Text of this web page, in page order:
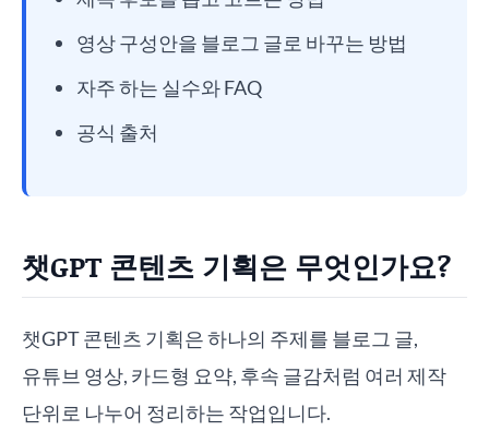
영상 구성안을 블로그 글로 바꾸는 방법
자주 하는 실수와 FAQ
공식 출처
챗GPT 콘텐츠 기획은 무엇인가요?
챗GPT 콘텐츠 기획은 하나의 주제를 블로그 글,
유튜브 영상, 카드형 요약, 후속 글감처럼 여러 제작
단위로 나누어 정리하는 작업입니다.